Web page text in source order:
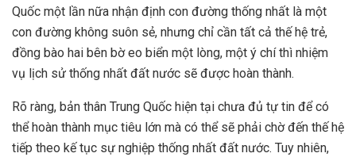
Quốc một lần nữa nhận định con đường thống nhất là một
con đường không suôn sẻ, nhưng chỉ cần tất cả thế hệ trẻ,
đồng bào hai bên bờ eo biển một lòng, một ý chí thì nhiệm
vụ lịch sử thống nhất đất nước sẽ được hoàn thành.
Rõ ràng, bản thân Trung Quốc hiện tại chưa đủ tự tin để có
thể hoàn thành mục tiêu lớn mà có thể sẽ phải chờ đến thế hệ
tiếp theo kế tục sự nghiệp thống nhất đất nước. Tuy nhiên,